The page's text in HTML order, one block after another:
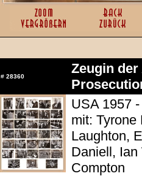
# 28360
Zeugin
USA 1957
mit: Tyrone
Laughton,
Daniell, Ian
Compton